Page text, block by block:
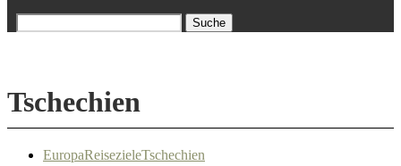
Suche
Tschechien
EuropaReisezieleTschechien